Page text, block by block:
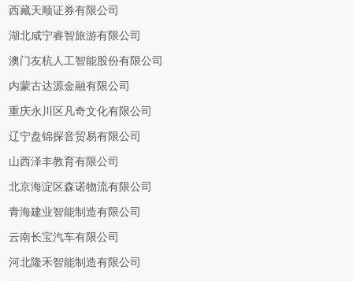
西藏天顺证券有限公司
湖北咸宁睿智旅游有限公司
澳门友杭人工智能股份有限公司
内蒙古达源金融有限公司
重庆永川区凡奇文化有限公司
辽宁盘锦探音贸易有限公司
山西泽丰教育有限公司
北京海淀区森诺物流有限公司
青海建业智能制造有限公司
云南长宝汽车有限公司
河北隆禾智能制造有限公司